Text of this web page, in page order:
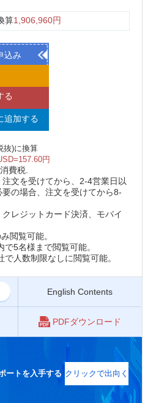
算1,906,960円
込み
る
追加する
抜)に換算
円
費税.
文を受けてから、2-4営業日以
の場合、注文を受けてから8-
レジットカード決済、モバイ
閲覧可能。
5名様まで閲覧可能。
人数制限なしに閲覧可能。
English Contents
PDFダウンロード
ートを入手する クリックで出向く